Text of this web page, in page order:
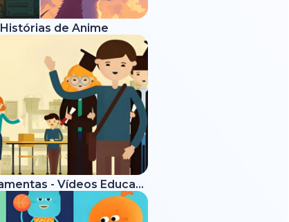
de Anime
Kit de Ferramentas - Vídeos Educativos